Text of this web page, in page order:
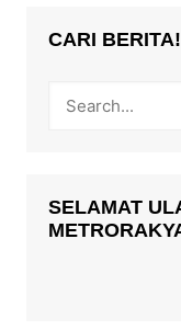
CARI BERITA!
SELAMAT